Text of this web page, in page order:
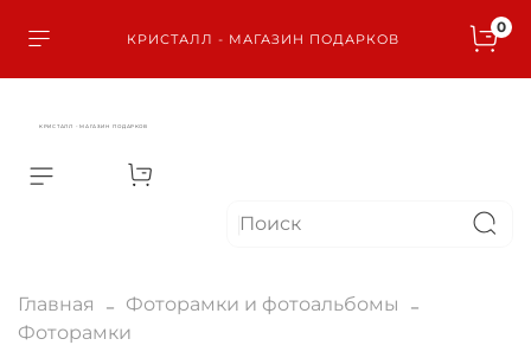
КРИСТАЛЛ - МАГАЗИН ПОДАРКОВ
0
КРИСТАЛЛ - МАГАЗИН ПОДАРКОВ
Главная
Фоторамки и фотоальбомы
Фоторамки